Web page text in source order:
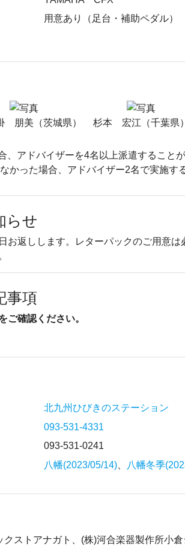
用意あり（足台・補助ペダル）
朋美（茨城県） 杉本 宏江（千葉県）
、アドバイザーを4名以上派遣すること
かった場合、アドバイザー2名で実施す
らせ
お返しします。レターパックのご用意
事項
ご確認ください。
北九州ひびきのステーション
093-531-4331
093-531-0241
八幡(2023/05/14)、 八幡冬季
ストアナガト、(株)河合楽器製作所小